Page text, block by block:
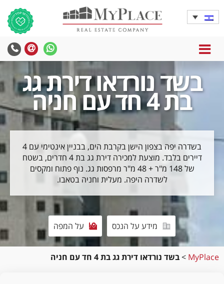
MENU
בשד נורדאו דירת גג
בת 4 חד עם חניה
בשדרה יפה בצפון הישן בקרבת הים, בבניין אינטימי עם 4
דיירים בלבד. מוצעת למכירה דירת גג בת 4 חדרים, בשטח
של 148 מ"ר + 48 מ"ר מרפסות גג. נוף פתוח ומקסים
לשדרה היפה. מעלית וחניה בטאבו.
מידע על הנכס על המפה
MyPlace
>בשד נורדאו דירת גג בת 4 חד עם חניה